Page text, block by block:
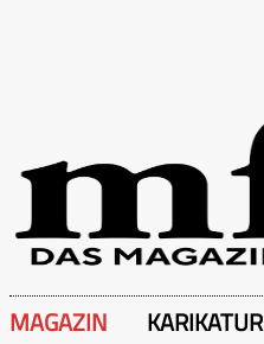
MAGAZIN KARIKATUR